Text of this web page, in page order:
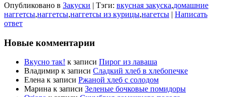
Опубликовано в Закуски | Тэги: вкусная закуска,домашние
наггетсы,наггетсы,наггетсы из курицы,нагетсы | Написать
ответ
Новые комментарии
Вкусно так! к записи Пирог из лаваша
Владимир к записи Сладкий хлеб в хлебопечке
Елена к записи Ржаной хлеб с солодом
Марина к записи Зеленые бочковые помидоры